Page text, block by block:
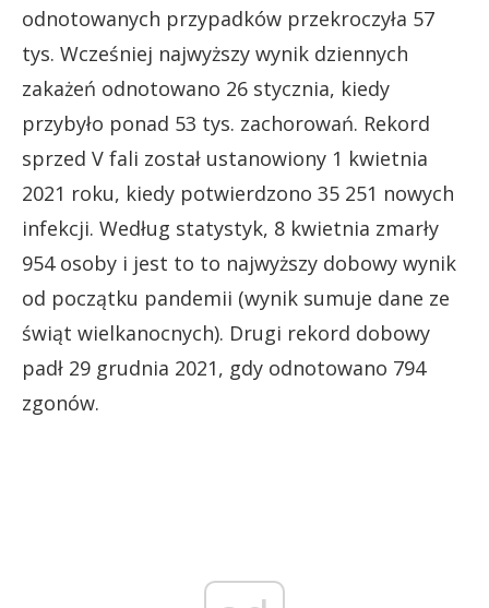
odnotowanych przypadków przekroczyła 57
tys. Wcześniej najwyższy wynik dziennych
zakażeń odnotowano 26 stycznia, kiedy
przybyło ponad 53 tys. zachorowań. Rekord
sprzed V fali został ustanowiony 1 kwietnia
2021 roku, kiedy potwierdzono 35 251 nowych
infekcji. Według statystyk, 8 kwietnia zmarły
954 osoby i jest to to najwyższy dobowy wynik
od początku pandemii (wynik sumuje dane ze
świąt wielkanocnych). Drugi rekord dobowy
padł 29 grudnia 2021, gdy odnotowano 794
zgonów.